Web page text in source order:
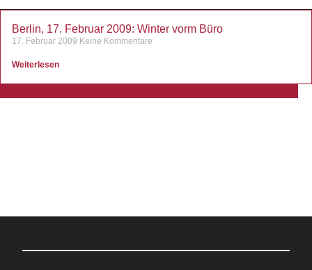
Berlin, 17. Februar 2009: Winter vorm Büro
17. Februar 2009 Keine Kommentare
Weiterlesen